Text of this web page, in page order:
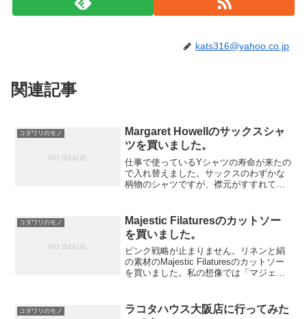
kats316@yahoo.co.jp
関連記事
コダワリのモノ
Margaret Howellのサックスシャ
ツを買いました。
仕事で使っているYシャツの寿命が来たの
で入れ替えました。サックスのわずかな
柄物のシャツですが、襟元がすすれてき
仕事ですが、デスクワークで意外に重要
なのが腕から肩にかけて...
コダワリのモノ
Majestic Filaturesのカットソー
を買いました。
ピンク戦略が止まりません。リネンと絹
の素材のMajestic Filaturesのカットソー
を買いました。私の想像では「マジェス
と、糸から生地にかけて製品になるまで
を自社...
コダワリのモノ
ラコタハウス大阪店に行ってみた